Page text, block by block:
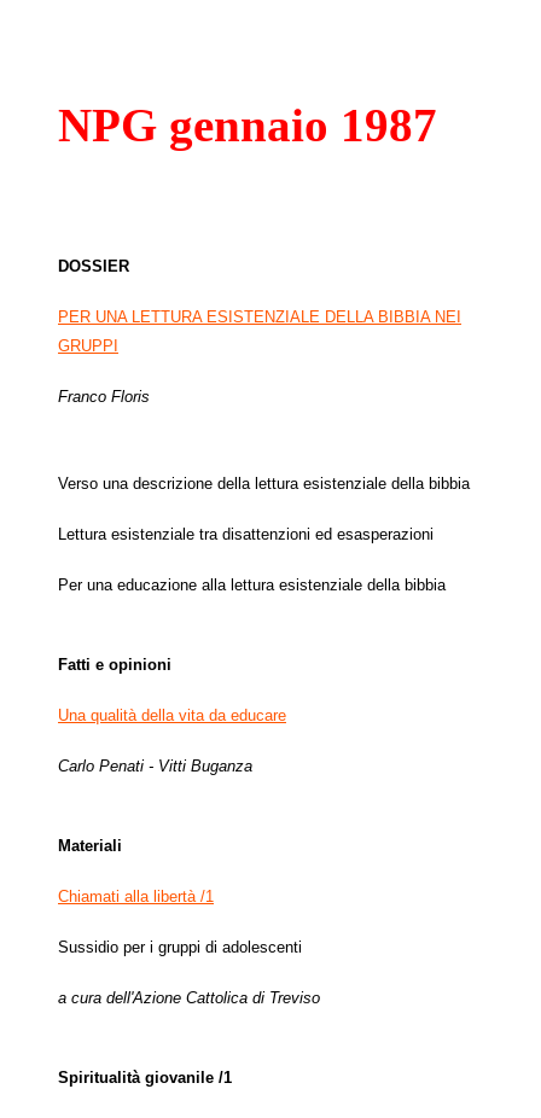
NPG gennaio 1987
DOSSIER
PER UNA LETTURA ESISTENZIALE DELLA BIBBIA NEI
GRUPPI
Franco Floris
Verso una descrizione della lettura esistenziale della bibbia
Lettura esistenziale tra disattenzioni ed esasperazioni
Per una educazione alla lettura esistenziale della bibbia
Fatti e opinioni
Una qualità della vita da educare
Carlo Penati - Vitti Buganza
Materiali
Chiamati alla libertà /1
Sussidio per i gruppi di adolescenti
a cura dell'Azione Cattolica di Treviso
Spiritualità giovanile /1